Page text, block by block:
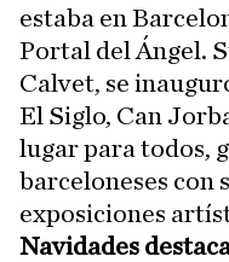
estaba en
Portal del Ángel.
Calvet, se
El Siglo, Can
lugar para todos,
barceloneses con
exposiciones
Navidades